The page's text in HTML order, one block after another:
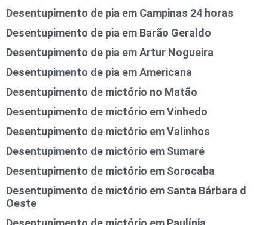
Desentupimento de pia em Campinas 24 horas
Desentupimento de pia em Barão Geraldo
Desentupimento de pia em Artur Nogueira
Desentupimento de pia em Americana
Desentupimento de mictório no Matão
Desentupimento de mictório em Vinhedo
Desentupimento de mictório em Valinhos
Desentupimento de mictório em Sumaré
Desentupimento de mictório em Sorocaba
Desentupimento de mictório em Santa Bárbara d
Oeste